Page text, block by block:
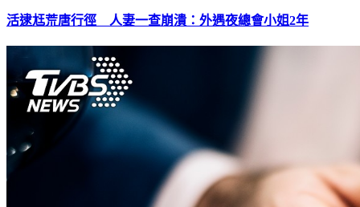
活逮尪荒唐行徑 人妻一查崩潰：外遇夜總會小姐2年